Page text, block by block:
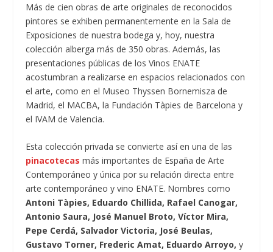
Más de cien obras de arte originales de reconocidos
pintores se exhiben permanentemente en la Sala de
Exposiciones de nuestra bodega y, hoy, nuestra
colección alberga más de 350 obras. Además, las
presentaciones públicas de los Vinos ENATE
acostumbran a realizarse en espacios relacionados con
el arte, como en el Museo Thyssen Bornemisza de
Madrid, el MACBA, la Fundación Tàpies de Barcelona y
el IVAM de Valencia.
Esta colección privada se convierte así en una de las
pinacotecas más importantes de España de Arte
Contemporáneo y única por su relación directa entre
arte contemporáneo y vino ENATE. Nombres como
Antoni Tàpies, Eduardo Chillida, Rafael Canogar,
Antonio Saura, José Manuel Broto, Víctor Mira,
Pepe Cerdá, Salvador Victoria, José Beulas,
Gustavo Torner, Frederic Amat, Eduardo Arroyo, y